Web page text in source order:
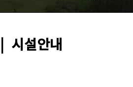
시설안내